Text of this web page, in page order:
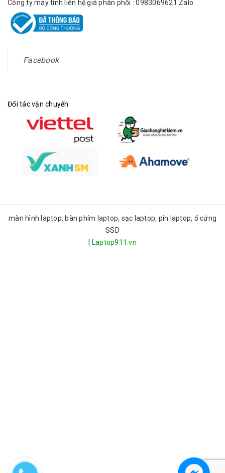
Công ty máy tính liên hệ giá phân phối : 0983069621 Zalo
Facebook
Đối tác vận chuyển
màn hình laptop, bàn phím laptop, sạc laptop, pin laptop, ổ cứng
SSD
| Laptop911.vn